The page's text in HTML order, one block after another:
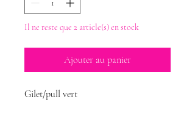
Il ne reste que 2 article(s) en stock
Ajouter au panier
Gilet/pull vert